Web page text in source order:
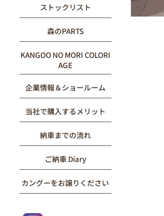
ストックリスト
森のPARTS
KANGOO NO MORI COLORI
AGE
企業情報＆ショールーム
当社で購入するメリット
納車までの流れ
ご納車 Diary
カングーをお譲りください